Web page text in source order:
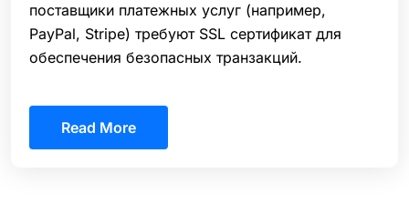
поставщики платежных услуг (например,
PayPal, Stripe) требуют SSL сертификат для
обеспечения безопасных транзакций.
Read More